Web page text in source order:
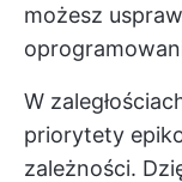
możesz
W
priorytety
zależności.